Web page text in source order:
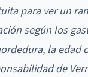
para ver un
según los
la edad
de